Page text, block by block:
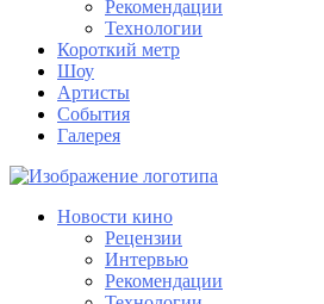
Рекомендации
Технологии
Короткий метр
Шоу
Артисты
События
Галерея
Новости кино
Рецензии
Интервью
Рекомендации